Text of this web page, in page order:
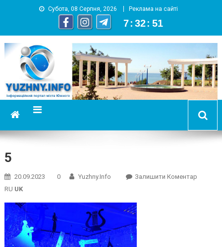
Субота, 08 Серпня, 2026 Реклама на сайті
7 : 32 : 51
YUZHNY.INFO
информационный портал города Южный
5
20.09.2023 0 Yuzhny.info Залишити КоментарOn
RU UK